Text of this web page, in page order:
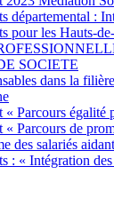
départemental :
pour les Hauts-
SOCIETE
dans la
Parcours égalité
« Parcours de
des salariés
: « Intégration